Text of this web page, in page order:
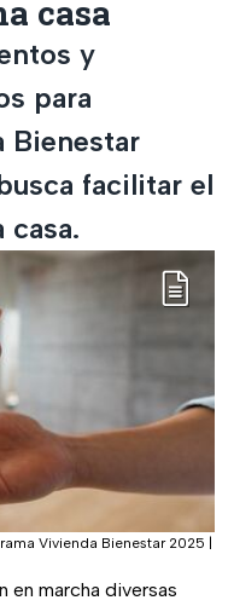
casa
y
para
Bienestar
facilitar el
casa.
Vivienda Bienestar 2025
en marcha diversas